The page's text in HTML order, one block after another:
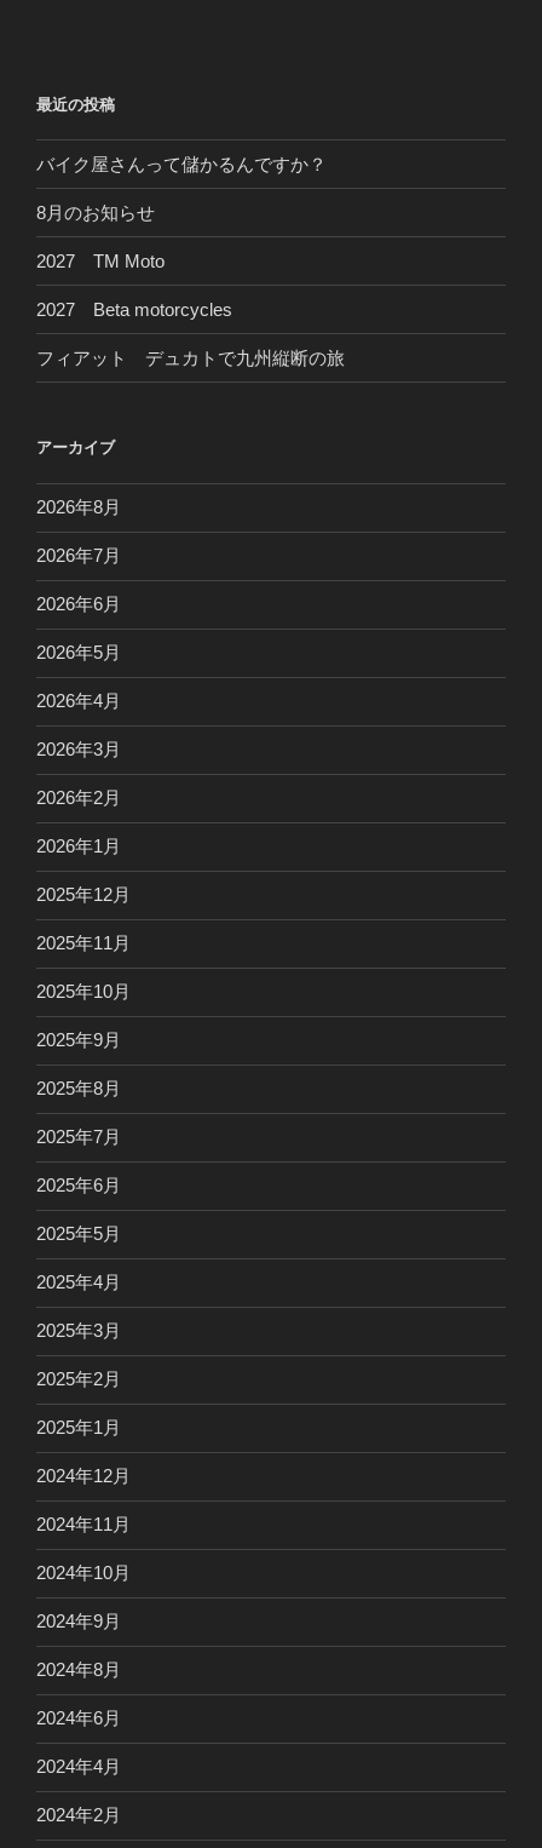
ン
最近の投稿
バイク屋さんって儲かるんですか？
8月のお知らせ
2027 TM Moto
2027 Beta motorcycles
フィアット デュカトで九州縦断の旅
アーカイブ
2026年8月
2026年7月
2026年6月
2026年5月
2026年4月
2026年3月
2026年2月
2026年1月
2025年12月
2025年11月
2025年10月
2025年9月
2025年8月
2025年7月
2025年6月
2025年5月
2025年4月
2025年3月
2025年2月
2025年1月
2024年12月
2024年11月
2024年10月
2024年9月
2024年8月
2024年6月
2024年4月
2024年2月